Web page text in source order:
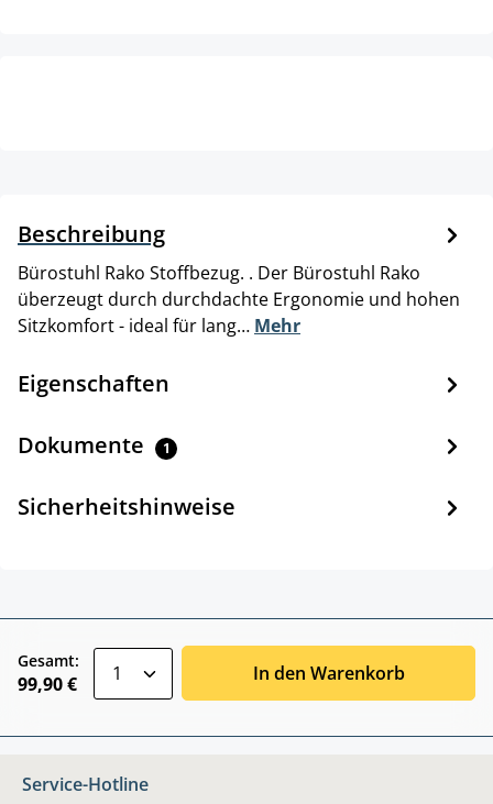
Beschreibung
Bürostuhl Rako Stoffbezug. . Der Bürostuhl Rako
überzeugt durch durchdachte Ergonomie und hohen
Sitzkomfort - ideal für lang… Mehr
Eigenschaften
Dokumente 1
Sicherheitshinweise
Gesamt:
99,90 € In den Warenkorb
Service-Hotline